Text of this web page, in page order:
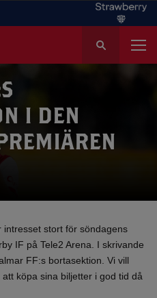
k
I DEN
stort för söndagens
IF på Tele2 Arena. I skrivande
FF:s bortasektion. Vi vill
köpa sina biljetter i god tid då